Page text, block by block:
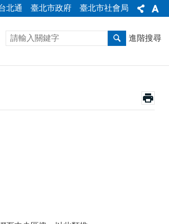
北通 臺北市政府 臺北市社會局
進階搜尋